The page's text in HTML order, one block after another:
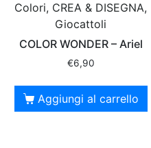
Colori, CREA & DISEGNA,
Giocattoli
COLOR WONDER – Ariel
€6,90
Aggiungi al carrello